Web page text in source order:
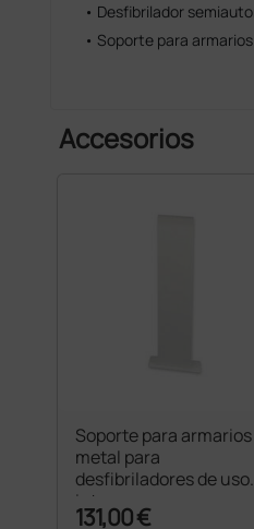
• Desfibrilador
• Soporte para
Accesorios
Soporte para
metal para
desfibriladores de uso
interno
131,00 €